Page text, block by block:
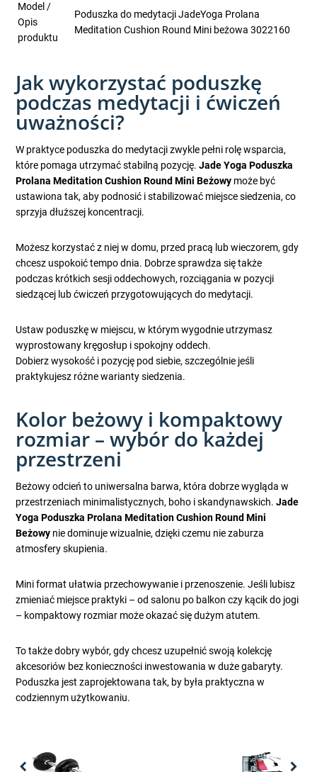
Model /
Opis
produktu
Poduszka do medytacji JadeYoga Prolana
Meditation Cushion Round Mini beżowa 3022160
Jak wykorzystać poduszkę
podczas medytacji i ćwiczeń
uważności?
W praktyce poduszka do medytacji zwykle pełni rolę wsparcia,
które pomaga utrzymać stabilną pozycję.Jade Yoga Poduszka
Prolana Meditation Cushion Round Mini Beżowy może być
ustawiona tak, aby podnosić i stabilizować miejsce siedzenia, co
sprzyja dłuższej koncentracji.
Możesz korzystać z niej w domu, przed pracą lub wieczorem, gdy
chcesz uspokoić tempo dnia. Dobrze sprawdza się także
podczas krótkich sesji oddechowych, rozciągania w pozycji
siedzącej lub ćwiczeń przygotowujących do medytacji.
Ustaw poduszkę w miejscu, w którym wygodnie utrzymasz
wyprostowany kręgosłup i spokojny oddech.
Dobierz wysokość i pozycję pod siebie, szczególnie jeśli
praktykujesz różne warianty siedzenia.
Kolor beżowy i kompaktowy
rozmiar – wybór do każdej
przestrzeni
Beżowy odcień to uniwersalna barwa, która dobrze wygląda w
przestrzeniach minimalistycznych, boho i skandynawskich.Jade
Yoga Poduszka Prolana Meditation Cushion Round Mini
Beżowy nie dominuje wizualnie, dzięki czemu nie zaburza
atmosfery skupienia.
Mini format ułatwia przechowywanie i przenoszenie. Jeśli lubisz
zmieniać miejsce praktyki – od salonu po balkon czy kącik do jogi
– kompaktowy rozmiar może okazać się dużym atutem.
To także dobry wybór, gdy chcesz uzupełnić swoją kolekcję
akcesoriów bez konieczności inwestowania w duże gabaryty.
Poduszka jest zaprojektowana tak, by była praktyczna w
codziennym użytkowaniu.